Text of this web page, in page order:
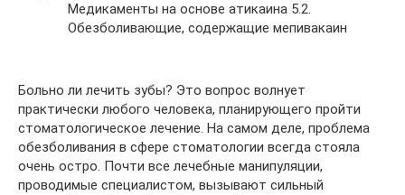
Медикаменты на основе атикаина 5.2.
Обезболивающие, содержащие мепивакаин
Больно ли лечить зубы? Это вопрос волнует
практически любого человека, планирующего пройти
стоматологическое лечение. На самом деле, проблема
обезболивания в сфере стоматологии всегда стояла
очень остро. Почти все лечебные манипуляции,
проводимые специалистом, вызывают сильный